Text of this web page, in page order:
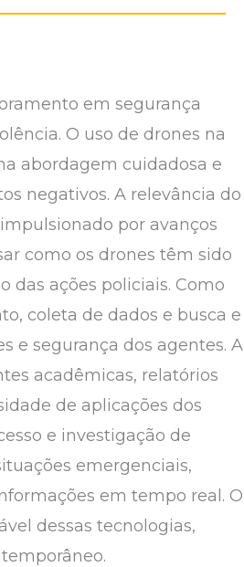
em segurança
O uso de drones na
abordagem cuidadosa e
negativos. A relevância do
por avanços
como os drones têm sido
das ações policiais. Como
coleta de dados e busca e
e segurança dos agentes. A
acadêmicas, relatórios
de aplicações dos
e investigação de
emergenciais,
em tempo real. O
dessas tecnologias,